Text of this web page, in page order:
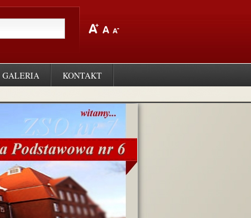
GALERIA KONTAKT